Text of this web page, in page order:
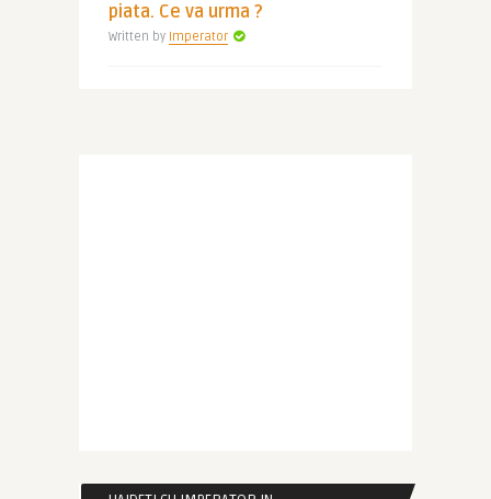
piata. Ce va urma ?
Written by Imperator